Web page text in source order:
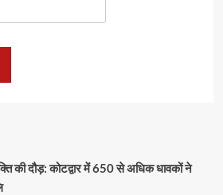
की दौड़: कोटद्वार में 650 से अधिक धावकों ने